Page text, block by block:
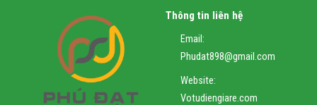
Thông tin liên hệ
Email:
Phudat898@gmail.com
Website:
Votudiengiare.com